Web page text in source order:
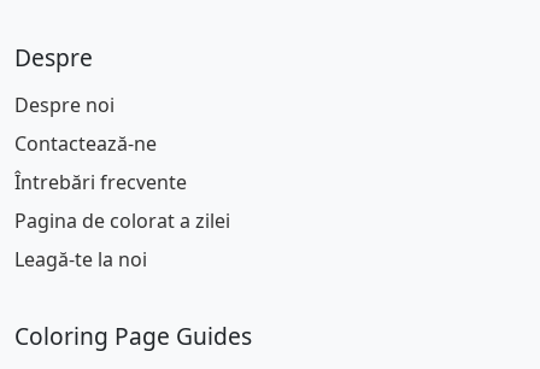
Despre
Despre noi
Contactează-ne
Întrebări frecvente
Pagina de colorat a zilei
Leagă-te la noi
Coloring Page Guides